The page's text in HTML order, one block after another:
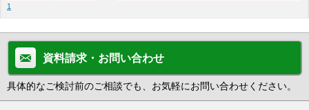
1
資料請求・お問い合わせ
具体的なご検討前のご相談でも、お気軽にお問い合わせください。